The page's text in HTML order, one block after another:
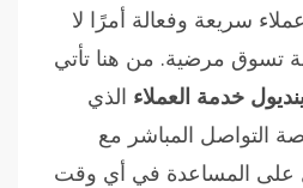
سريعة وفعالة أمرًا لا
تسوق مرضية. من هنا تأتي
خدمة العملاء الذي
التواصل المباشر مع
على المساعدة في أي وقت